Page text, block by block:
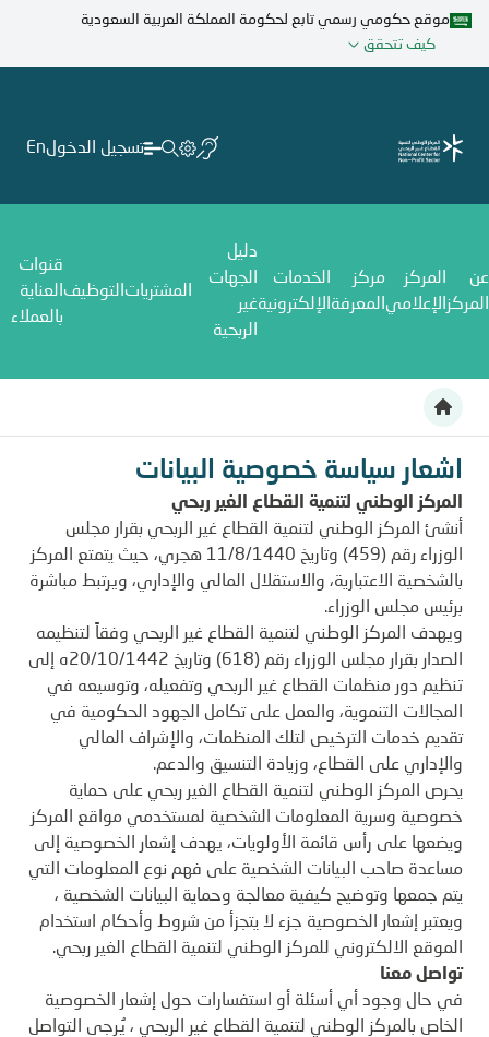
تجاوز
المحتوى
موقع حكومي رسمي تابع لحكومة المملكة العربية السعودية
كيف تتحقق
تسجيل الدخولEn
عن
المركز
المركز
الإعلامي
مركز
المعرفة
الخدمات
الإلكترونية
دليل
الجهات
غير
الربحية
المشتريات التوظيف
قنوات
العناية
بالعملاء
اشعار سياسة خصوصية البيانات
اشعار سياسة خصوصية البيانات
المركز الوطني لتنمية القطاع الغير ربحي
أنشئ المركز الوطني لتنمية القطاع غير الربحي بقرار مجلس
الوزراء رقم (459) وتاريخ 11/8/1440 هجري، حيث يتمتع المركز
بالشخصية الاعتبارية، والاستقلال المالي والإداري، ويرتبط مباشرة
برئيس مجلس الوزراء.
ويهدف المركز الوطني لتنمية القطاع غير الربحي وفقاً لتنظيمه
الصدار بقرار مجلس الوزراء رقم (618) وتاريخ 20/10/1442ه إلى
تنظيم دور منظمات القطاع غير الربحي وتفعيله، وتوسيعه في
المجالات التنموية، والعمل على تكامل الجهود الحكومية في
تقديم خدمات الترخيص لتلك المنظمات، والإشراف المالي
والإداري على القطاع، وزيادة التنسيق والدعم.
يحرص المركز الوطني لتنمية القطاع الغير ربحي على حماية
خصوصية وسرية المعلومات الشخصية لمستخدمي مواقع المركز
ويضعها على رأس قائمة الأولويات، يهدف إشعار الخصوصية إلى
مساعدة صاحب البيانات الشخصية على فهم نوع المعلومات التي
يتم جمعها وتوضيح كيفية معالجة وحماية البيانات الشخصية ،
ويعتبر إشعار الخصوصية جزء لا يتجزأ من شروط وأحكام استخدام
الموقع الالكتروني للمركز الوطني لتنمية القطاع الغير ربحي.
تواصل معنا
في حال وجود أي أسئلة أو استفسارات حول إشعار الخصوصية
الخاص بالمركز الوطني لتنمية القطاع غير الربحي ، يُرجى التواصل